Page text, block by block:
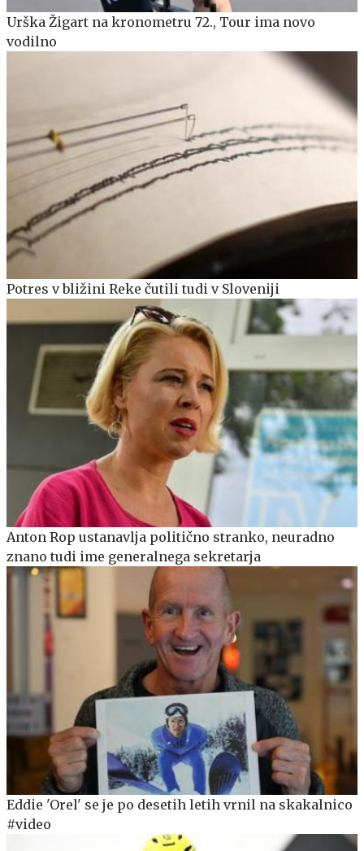
Urška Žigart na kronometru 72., Tour ima novo
vodilno
Potres v bližini Reke čutili tudi v Sloveniji
Anton Rop ustanavlja politično stranko, neuradno
znano tudi ime generalnega sekretarja
Eddie 'Orel' se je po desetih letih vrnil na skakalnico
#video